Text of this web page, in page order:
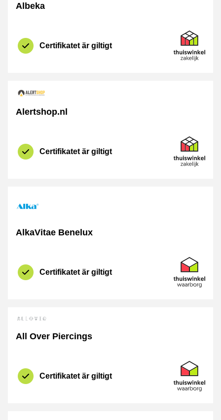
Albeka
Certifikatet är giltigt
Certifikat
Thuiswinkel
Alertshop.nl
Certifikatet är giltigt
Certifikat
Thuiswinkel
AlkaVitae Benelux
Certifikatet är giltigt
Certifikat
Thuiswinkel
All Over Piercings
Certifikatet är giltigt
Certifikat
Thuiswinkel